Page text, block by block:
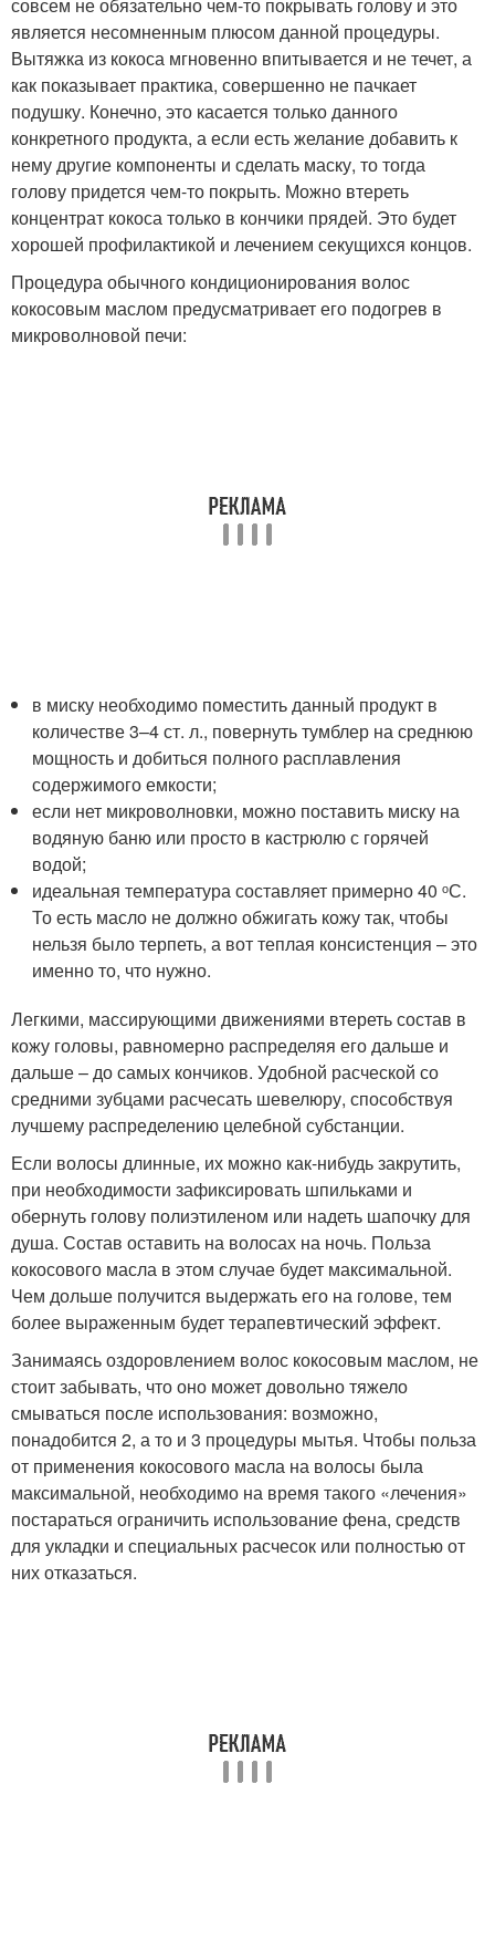
является несомненным плюсом данной процедуры.
Вытяжка из кокоса мгновенно впитывается и не течет, а
как показывает практика, совершенно не пачкает
подушку. Конечно, это касается только данного
конкретного продукта, а если есть желание добавить к
нему другие компоненты и сделать маску, то тогда
голову придется чем-то покрыть. Можно втереть
концентрат кокоса только в кончики прядей. Это будет
хорошей профилактикой и лечением секущихся концов.
Процедура обычного кондиционирования волос
кокосовым маслом предусматривает его подогрев в
микроволновой печи:
в миску необходимо поместить данный продукт в
количестве 3–4 ст. л., повернуть тумблер на среднюю
мощность и добиться полного расплавления
содержимого емкости;
если нет микроволновки, можно поставить миску на
водяную баню или просто в кастрюлю с горячей
водой;
идеальная температура составляет примерно 40 ᵒС.
То есть масло не должно обжигать кожу так, чтобы
нельзя было терпеть, а вот теплая консистенция – это
именно то, что нужно.
Легкими, массирующими движениями втереть состав в
кожу головы, равномерно распределяя его дальше и
дальше – до самых кончиков. Удобной расческой со
средними зубцами расчесать шевелюру, способствуя
лучшему распределению целебной субстанции.
Если волосы длинные, их можно как-нибудь закрутить,
при необходимости зафиксировать шпильками и
обернуть голову полиэтиленом или надеть шапочку для
душа. Состав оставить на волосах на ночь. Польза
кокосового масла в этом случае будет максимальной.
Чем дольше получится выдержать его на голове, тем
более выраженным будет терапевтический эффект.
Занимаясь оздоровлением волос кокосовым маслом, не
стоит забывать, что оно может довольно тяжело
смываться после использования: возможно,
понадобится 2, а то и 3 процедуры мытья. Чтобы польза
от применения кокосового масла на волосы была
максимальной, необходимо на время такого «лечения»
постараться ограничить использование фена, средств
для укладки и специальных расчесок или полностью от
них отказаться.